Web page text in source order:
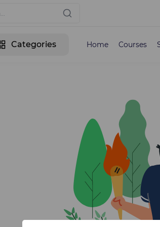
Categories Home Courses